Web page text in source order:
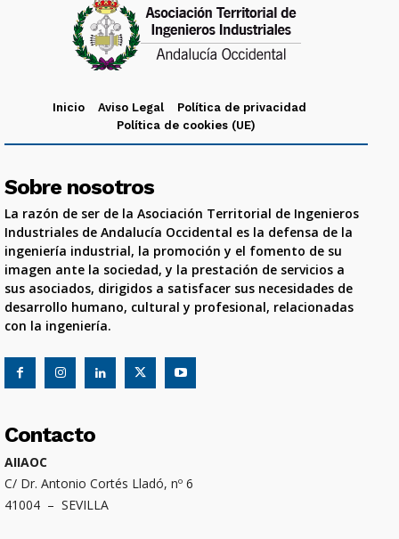
Inicio Aviso Legal
Política de privacidad
Política de cookies (UE)
Sobre nosotros
La razón de ser de la Asociación Territorial de Ingenieros
Industriales de Andalucía Occidental es la defensa de la
ingeniería industrial, la promoción y el fomento de su
imagen ante la sociedad, y la prestación de servicios a
sus asociados, dirigidos a satisfacer sus necesidades de
desarrollo humano, cultural y profesional, relacionadas
con la ingeniería.
Contacto
AIIAOC
C/ Dr. Antonio Cortés Lladó, nº 6
41004 – SEVILLA